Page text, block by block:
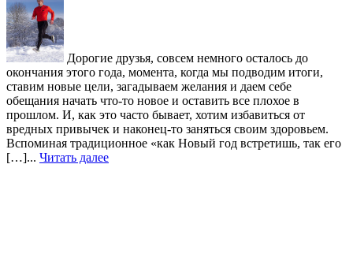
Дорогие друзья, совсем немного осталось до
окончания этого года, момента, когда мы подводим итоги,
ставим новые цели, загадываем желания и даем себе
обещания начать что-то новое и оставить все плохое в
прошлом. И, как это часто бывает, хотим избавиться от
вредных привычек и наконец-то заняться своим здоровьем.
Вспоминая традиционное «как Новый год встретишь, так его
[…]... Читать далее